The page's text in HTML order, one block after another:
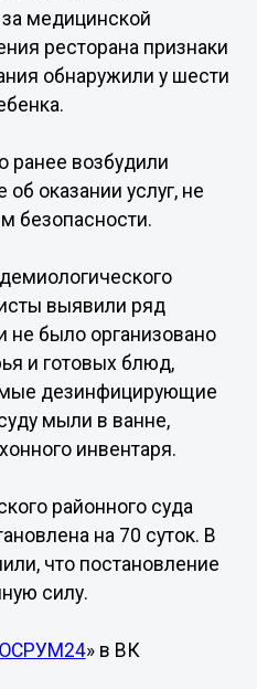
медицинской
ресторана признаки
обнаружили у шести
ранее возбудили
об оказании услуг, не
безопасности.
выявили ряд
было организовано
и готовых блюд,
дезинфицирующие
мыли в ванне,
инвентаря.
районного суда
на 70 суток. В
что постановление
силу.
» в ВК